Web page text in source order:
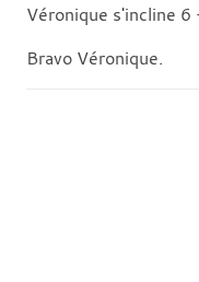
Véronique s'incline
Bravo Véronique.